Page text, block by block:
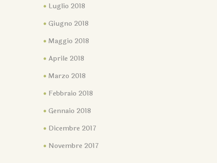
Luglio 2018
Giugno 2018
Maggio 2018
Aprile 2018
Marzo 2018
Febbraio 2018
Gennaio 2018
Dicembre 2017
Novembre 2017